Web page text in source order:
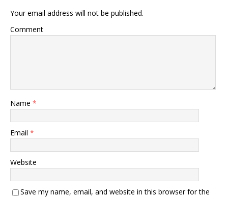
Your email address will not be published.
Comment
Name *
Email *
Website
Save my name, email, and website in this browser for the